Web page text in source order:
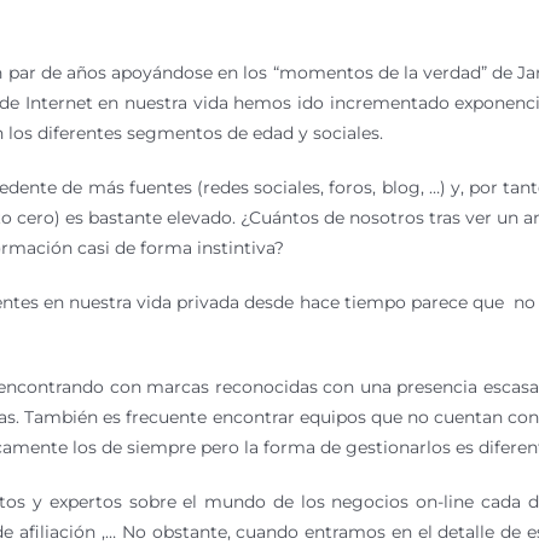
de años apoyándose en los “momentos de la verdad” de
Internet en nuestra vida hemos ido incrementado
diferentes segmentos de edad y sociales.
de más fuentes (redes sociales, foros, blog, …) y, por
es bastante elevado. ¿Cuántos de nosotros tras ver un
casi de forma instintiva?
en nuestra vida privada desde hace tiempo parece que
con marcas reconocidas con una presencia
También es frecuente encontrar equipos que no cuentan
los de siempre pero la forma de gestionarlos es
y expertos sobre el mundo de los negocios on-line
afiliación ,… No obstante, cuando entramos en el detalle de